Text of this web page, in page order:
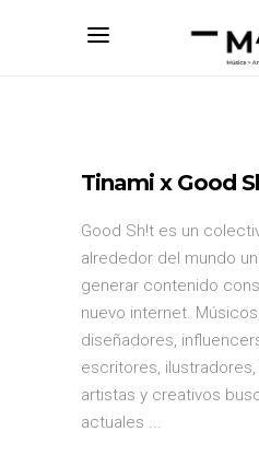
Tinami x Good
Good Sh!t es un
alrededor del mundo
generar contenido
nuevo internet.
diseñadores,
escritores,
artistas y creativos
actuales